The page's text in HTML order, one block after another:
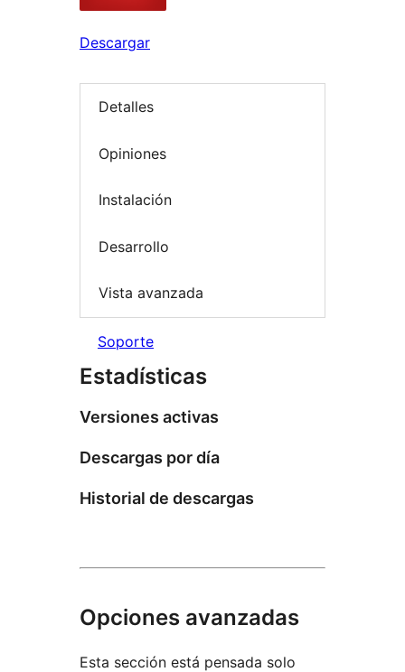
Descargar
Detalles
Opiniones
Instalación
Desarrollo
Vista avanzada
Soporte
Estadísticas
Versiones activas
Descargas por día
Historial de descargas
Opciones avanzadas
Esta sección está pensada solo